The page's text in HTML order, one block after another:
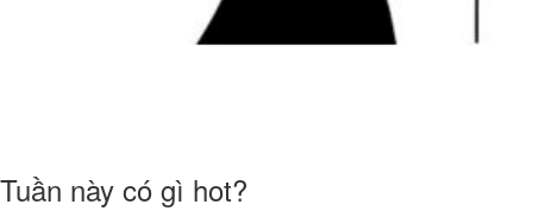
Tuần này có gì hot?